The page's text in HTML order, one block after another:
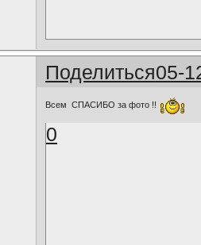
Поделиться05-
Всем СПАСИБО за фото !!
0